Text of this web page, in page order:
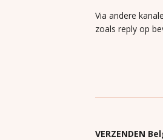
Via andere
zoals reply op
VERZENDEN